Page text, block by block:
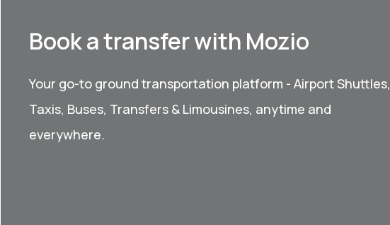
Book a transfer with Mozio
Your go-to ground transportation platform - Airport Shuttles,
Taxis, Buses, Transfers & Limousines, anytime and
everywhere.